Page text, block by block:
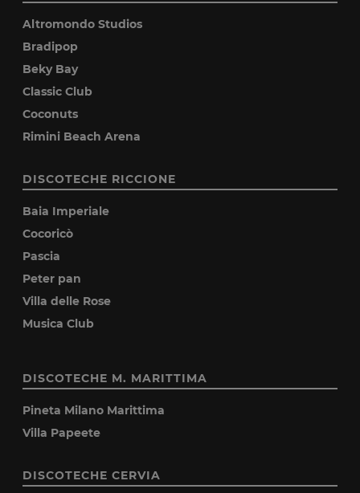
Altromondo Studios
Bradipop
Beky Bay
Classic Club
Coconuts
Rimini Beach Arena
DISCOTECHE RICCIONE
Baia Imperiale
Cocoricò
Pascia
Peter pan
Villa delle Rose
Musica Club
DISCOTECHE M. MARITTIMA
Pineta Milano Marittima
Villa Papeete
DISCOTECHE CERVIA